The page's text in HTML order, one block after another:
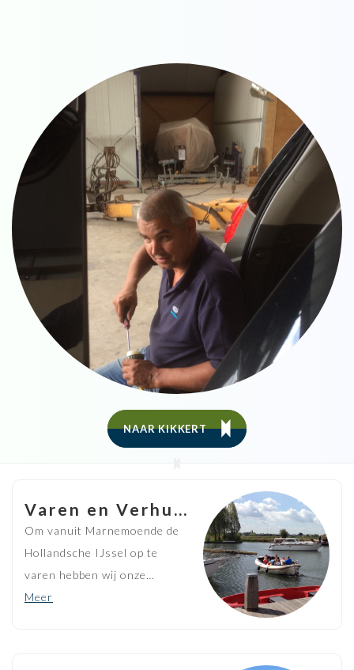
NAAR KIKKERT
Varen en Verhuur
Om vanuit Marnemoende de
Hollandsche IJssel op te
varen hebben wij onze
verhuurvloot bestaande uit
Meer